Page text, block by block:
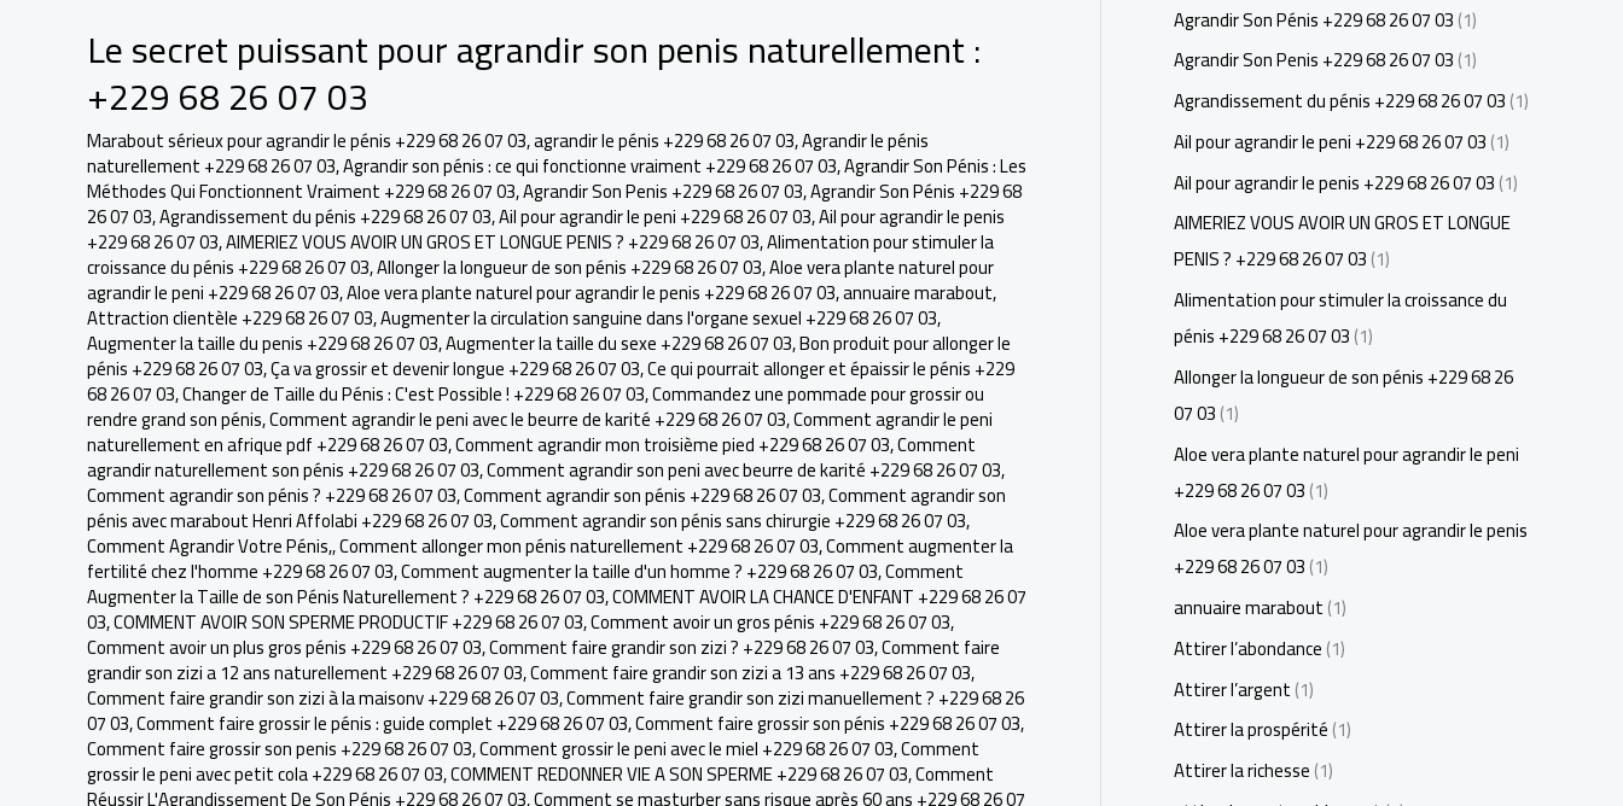
Le secret puissant pour agrandir son penis naturellement :
+229 68 26 07 03
Marabout sérieux pour agrandir le pénis +229 68 26 07 03,agrandir le pénis +229 68 26 07 03,Agrandir le pénis
naturellement +229 68 26 07 03,Agrandir son pénis : ce qui fonctionne vraiment +229 68 26 07 03,Agrandir Son Pénis : Les
Méthodes Qui Fonctionnent Vraiment +229 68 26 07 03,Agrandir Son Penis +229 68 26 07 03,Agrandir Son Pénis +229 68
26 07 03,Agrandissement du pénis +229 68 26 07 03,Ail pour agrandir le peni +229 68 26 07 03,Ail pour agrandir le penis
+229 68 26 07 03,AIMERIEZ VOUS AVOIR UN GROS ET LONGUE PENIS ? +229 68 26 07 03,Alimentation pour stimuler la
croissance du pénis +229 68 26 07 03,Allonger la longueur de son pénis +229 68 26 07 03,Aloe vera plante naturel pour
agrandir le peni +229 68 26 07 03,Aloe vera plante naturel pour agrandir le penis +229 68 26 07 03,annuaire marabout,
Attraction clientèle +229 68 26 07 03,Augmenter la circulation sanguine dans l'organe sexuel +229 68 26 07 03,
Augmenter la taille du penis +229 68 26 07 03,Augmenter la taille du sexe +229 68 26 07 03,Bon produit pour allonger le
pénis +229 68 26 07 03,Ça va grossir et devenir longue +229 68 26 07 03,Ce qui pourrait allonger et épaissir le pénis +229
68 26 07 03,Changer de Taille du Pénis : C'est Possible ! +229 68 26 07 03,Commandez une pommade pour grossir ou
rendre grand son pénis,Comment agrandir le peni avec le beurre de karité +229 68 26 07 03,Comment agrandir le peni
naturellement en afrique pdf +229 68 26 07 03,Comment agrandir mon troisième pied +229 68 26 07 03,Comment
agrandir naturellement son pénis +229 68 26 07 03,Comment agrandir son peni avec beurre de karité +229 68 26 07 03,
Comment agrandir son pénis ? +229 68 26 07 03,Comment agrandir son pénis +229 68 26 07 03,Comment agrandir son
pénis avec marabout Henri Affolabi +229 68 26 07 03,Comment agrandir son pénis sans chirurgie +229 68 26 07 03,
Comment Agrandir Votre Pénis,,Comment allonger mon pénis naturellement +229 68 26 07 03,Comment augmenter la
fertilité chez l'homme +229 68 26 07 03,Comment augmenter la taille d'un homme ? +229 68 26 07 03,Comment
Augmenter la Taille de son Pénis Naturellement ? +229 68 26 07 03,COMMENT AVOIR LA CHANCE D'ENFANT +229 68 26 07
03,COMMENT AVOIR SON SPERME PRODUCTIF +229 68 26 07 03,Comment avoir un gros pénis +229 68 26 07 03,
Comment avoir un plus gros pénis +229 68 26 07 03,Comment faire grandir son zizi ? +229 68 26 07 03,Comment faire
grandir son zizi a 12 ans naturellement +229 68 26 07 03,Comment faire grandir son zizi a 13 ans +229 68 26 07 03,
Comment faire grandir son zizi à la maisonv +229 68 26 07 03,Comment faire grandir son zizi manuellement ? +229 68 26
07 03,Comment faire grossir le pénis : guide complet +229 68 26 07 03,Comment faire grossir son pénis +229 68 26 07 03,
Comment faire grossir son penis +229 68 26 07 03,Comment grossir le peni avec le miel +229 68 26 07 03,Comment
grossir le peni avec petit cola +229 68 26 07 03,COMMENT REDONNER VIE A SON SPERME +229 68 26 07 03,Comment
Agrandir Son Pénis +229 68 26 07 03(1)
Agrandir Son Penis +229 68 26 07 03(1)
Agrandissement du pénis +229 68 26 07 03(1)
Ail pour agrandir le peni +229 68 26 07 03(1)
Ail pour agrandir le penis +229 68 26 07 03(1)
AIMERIEZ VOUS AVOIR UN GROS ET LONGUE
PENIS ? +229 68 26 07 03(1)
Alimentation pour stimuler la croissance du
pénis +229 68 26 07 03(1)
Allonger la longueur de son pénis +229 68 26
07 03(1)
Aloe vera plante naturel pour agrandir le peni
+229 68 26 07 03(1)
Aloe vera plante naturel pour agrandir le penis
+229 68 26 07 03(1)
annuaire marabout(1)
Attirer l’abondance(1)
Attirer l’argent(1)
Attirer la prospérité(1)
Attirer la richesse(1)